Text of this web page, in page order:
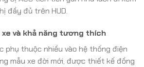
đầy đủ trên HUD.
và khả năng tương thích
phụ thuộc nhiều vào hệ thống điện
mẫu xe đời mới, được thiết kế đồng